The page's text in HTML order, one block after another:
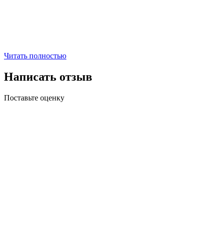
Читать полностью
Написать отзыв
Поставьте оценку